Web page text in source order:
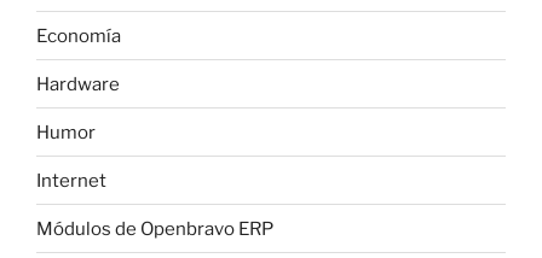
Economía
Hardware
Humor
Internet
Módulos de Openbravo ERP